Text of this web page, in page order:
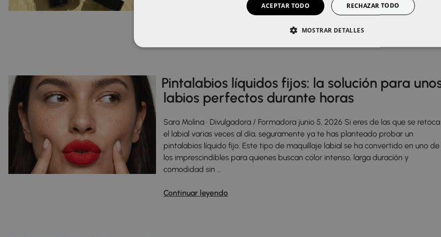
Pintalabios líquidos fijos: la solución para
labios perfectos durante horas
Sara Molina · Divulgadora / Formadora junio 5, 2026 Si eres de las que se retoca
el labial varias veces al día, seguramente ya te has planteado probar un
pintalabios líquido fijo. Este tipo de maquillaje labial se ha convertido en uno de
los imprescindibles para quienes buscan color intenso, larga duración y
comodidad sin …
Continuar leyendo
ACEPTAR TODO RECHAZAR TODO
MOSTRAR DETALLES